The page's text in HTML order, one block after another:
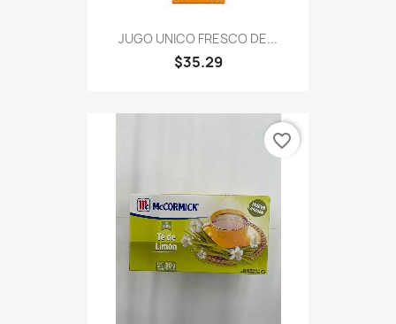
JUGO UNICO FRESCO DE...
$35.29
favorite_border